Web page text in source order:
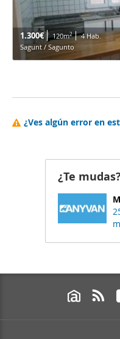
1.300€ 120m2
4 Hab.
Sagunt / Sagunto
¿Ves algún error en
¿Te mudas?